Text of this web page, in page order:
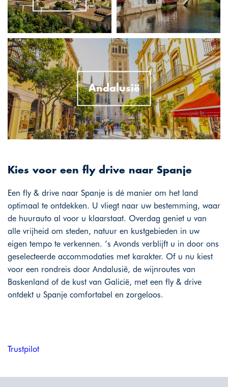
Andalusië
Kies voor een fly drive naar Spanje
Een fly & drive naar Spanje is dé manier om het land
optimaal te ontdekken. U vliegt naar uw bestemming, waar
de huurauto al voor u klaarstaat. Overdag geniet u van
alle vrijheid om steden, natuur en kustgebieden in uw
eigen tempo te verkennen. ’s Avonds verblijft u in door ons
geselecteerde accommodaties met karakter. Of u nu kiest
voor een rondreis door Andalusië, de wijnroutes van
Baskenland of de kust van Galicië, met een fly & drive
ontdekt u Spanje comfortabel en zorgeloos.
Trustpilot